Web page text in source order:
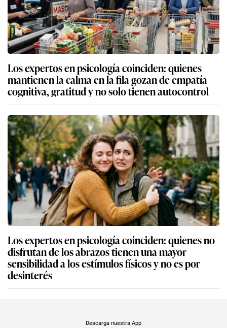
Los expertos en psicología coinciden: quienes
mantienen la calma en la fila gozan de empatía
cognitiva, gratitud y no solo tienen autocontrol
Los expertos en psicología coinciden: quienes no
disfrutan de los abrazos tienen una mayor
sensibilidad a los estímulos físicos y no es por
desinterés
Descarga nuestra App